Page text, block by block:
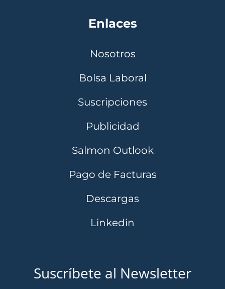
Enlaces
Nosotros
Bolsa Laboral
Suscripciones
Publicidad
Salmon Outlook
Pago de Facturas
Descargas
Linkedin
Suscríbete al Newsletter